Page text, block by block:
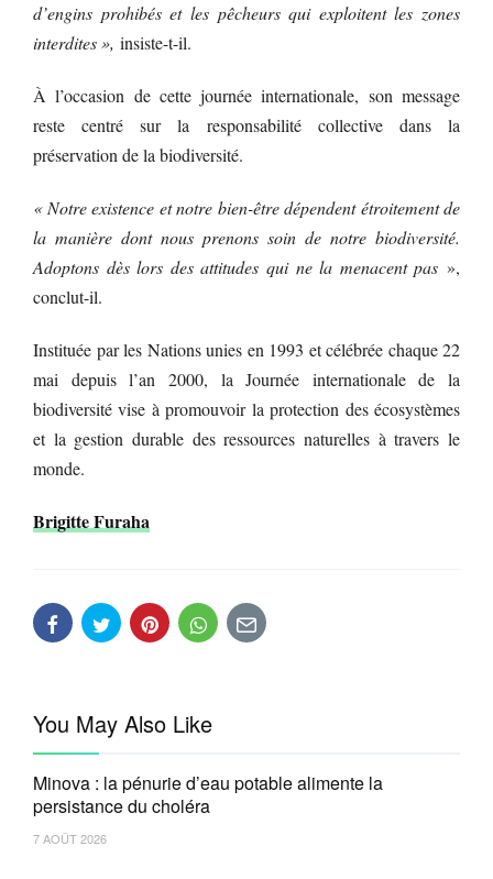
d’engins prohibés et les pêcheurs qui exploitent les zones
interdites », insiste-t-il.
À l’occasion de cette journée internationale, son message
reste centré sur la responsabilité collective dans la
préservation de la biodiversité.
« Notre existence et notre bien-être dépendent étroitement de
la manière dont nous prenons soin de notre biodiversité.
Adoptons dès lors des attitudes qui ne la menacent pas »,
conclut-il.
Instituée par les Nations unies en 1993 et célébrée chaque 22
mai depuis l’an 2000, la Journée internationale de la
biodiversité vise à promouvoir la protection des écosystèmes
et la gestion durable des ressources naturelles à travers le
monde.
Brigitte Furaha
You May Also Like
Minova : la pénurie d’eau potable alimente la
persistance du choléra
7 AOÛT 2026